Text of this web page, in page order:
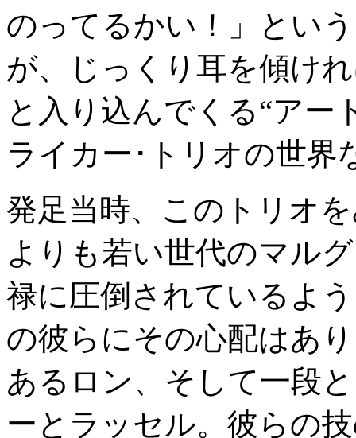
のってるかい！」とい
が、じっくり耳を傾け
と入り込んでくる“アー
ライカー･トリオの世界
発足当時、このトリオ
よりも若い世代のマル
禄に圧倒されているよ
の彼らにその心配はあ
あるロン、そして一段
ーとラッセル。彼らの